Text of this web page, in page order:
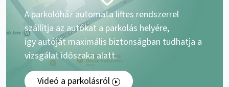
A parkolóház automata liftes rendszerrel
szállítja az autókat a parkolás helyére,
így autóját maximális biztonságban tudhatja a
vizsgálat időszaka alatt.
Videó a parkolásról